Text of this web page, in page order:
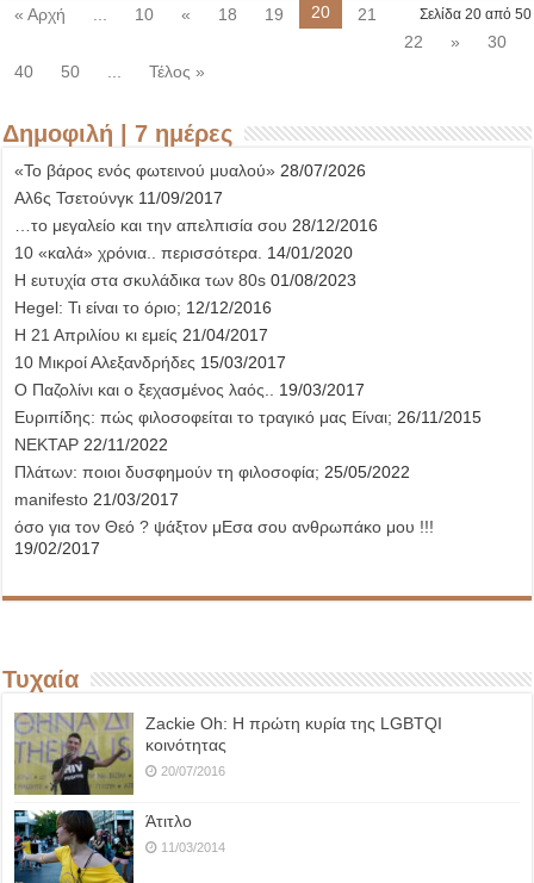
Σελίδα 20 από 50
« Αρχή ... 10 « 18 19 20
21
22
»
30
40
50 ... Τέλος »
Δημοφιλή | 7 ημέρες
«Το βάρος ενός φωτεινού μυαλού» 28/07/2026
Αλ6ς Τσετούνγκ 11/09/2017
…το μεγαλείο και την απελπισία σου 28/12/2016
10 «καλά» χρόνια.. περισσότερα. 14/01/2020
Η ευτυχία στα σκυλάδικα των 80s 01/08/2023
Hegel: Τι είναι το όριο; 12/12/2016
Η 21 Απριλίου κι εμείς 21/04/2017
10 Μικροί Αλεξανδρήδες 15/03/2017
Ο Παζολίνι και ο ξεχασμένος λαός.. 19/03/2017
Ευριπίδης: πώς φιλοσοφείται το τραγικό μας Είναι; 26/11/2015
ΝΕΚΤΑΡ 22/11/2022
Πλάτων: ποιοι δυσφημούν τη φιλοσοφία; 25/05/2022
manifesto 21/03/2017
όσο για τον Θεό ? ψάξτον μΕσα σου ανθρωπάκο μου !!!
19/02/2017
Τυχαία
Ζackie Oh: Η πρώτη κυρία της LGBTQΙ
κοινότητας
20/07/2016
Άτιτλο
11/03/2014